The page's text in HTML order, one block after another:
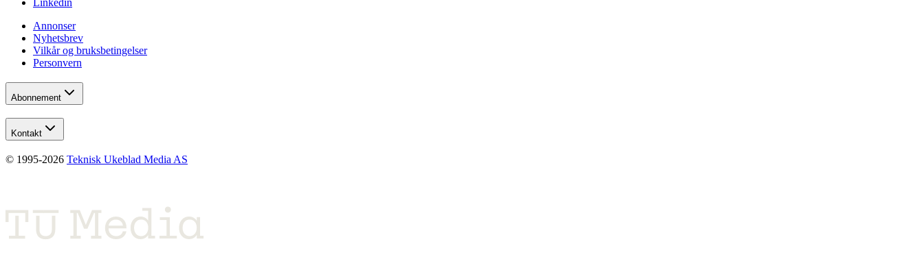
Linkedin
Annonser
Nyhetsbrev
Vilkår og bruksbetingelser
Personvern
Abonnement
Kontakt
© 1995-2026 Teknisk Ukeblad Media AS